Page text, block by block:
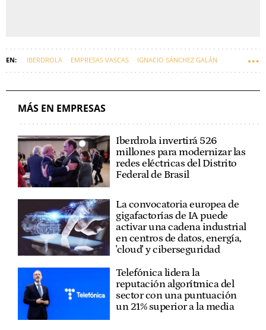
IBERDROLA EMPRESAS VASCAS IGNACIO SÁNCHEZ GALÁN
MÁS EN EMPRESAS
Iberdrola invertirá 526
millones para modernizar las
redes eléctricas del Distrito
Federal de Brasil
La convocatoria europea de
gigafactorías de IA puede
activar una cadena industrial
en centros de datos, energía,
'cloud' y ciberseguridad
Telefónica lidera la
reputación algorítmica del
sector con una puntuación
un 21% superior a la media